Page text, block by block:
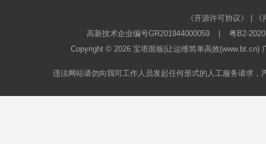
《开源许可协议》
高新技术企业编号GR201944000059
粤B2-
Copyright © 2026 宝塔面板 |让运维简单高效
违法网站请勿向我司工作人员发起任何形式的人工服务请求，